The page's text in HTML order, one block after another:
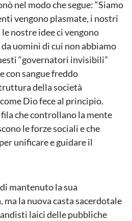
nel modo che segue: “Siamo
vengono plasmate, i nostri
nostre idee ci vengono
uomini di cui non abbiamo
“governatori invisibili”
con sangue freddo
della società
Dio fece al principio.
che controllano la mente
le forze sociali e che
unificare e guidare il
mantenuto la sua
la nuova casta sacerdotale
laici delle pubbliche